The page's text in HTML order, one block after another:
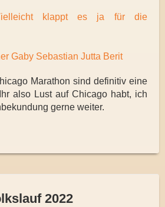
Marathon sind definitiv eine
also Lust auf Chicago habt, ich
gerne weiter.
2022